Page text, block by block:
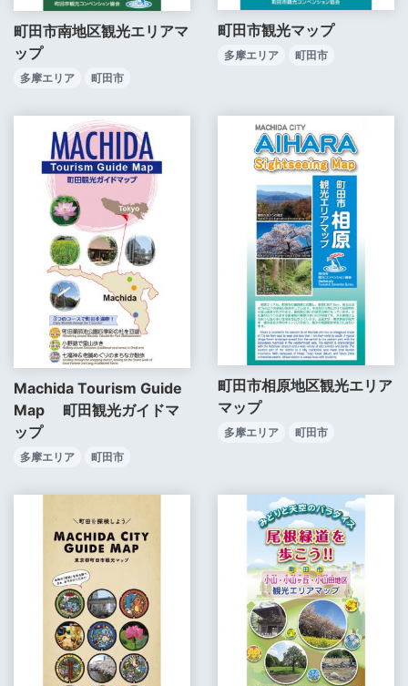
町田市南地区観光エリアマ
ップ
多摩エリア 町田市
町田市観光マップ
多摩エリア 町田市
Machida Tourism Guide
Map 町田観光ガイドマ
ップ
多摩エリア 町田市
町田市相原地区観光エリア
マップ
多摩エリア 町田市